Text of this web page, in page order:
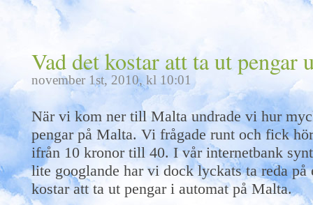
Vad det kostar att ta ut pengar
november 1st, 2010, kl 10:01
När vi kom ner till Malta undrade vi hur
pengar på Malta. Vi frågade runt och fick
ifrån 10 kronor till 40. I vår internetbank
lite googlande har vi dock lyckats ta reda
kostar att ta ut pengar i automat på Malta.